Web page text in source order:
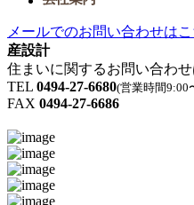
メールでのお問い合わせはこ
産設計
住まいに関するお問い合わ
TEL 0494-27-6680(営業時間9:00
FAX 0494-27-6686